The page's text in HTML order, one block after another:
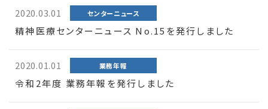
2020.03.01 センターニュース
精神医療センターニュース No.15を発行しました
2020.01.01 業務年報
令和2年度 業務年報を発行しました